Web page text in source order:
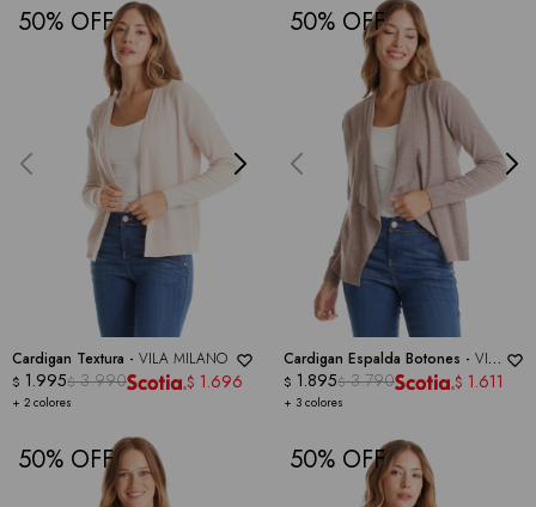
50
Cardigan Textura - VILA MILANO
+ 2 colores
$ 1.995$ 3.990 $ 1.696
50
Cardigan Espalda Botones - VILA
MILANO
+ 3 colores
$ 1.895$ 3.790 $ 1.611
50 50